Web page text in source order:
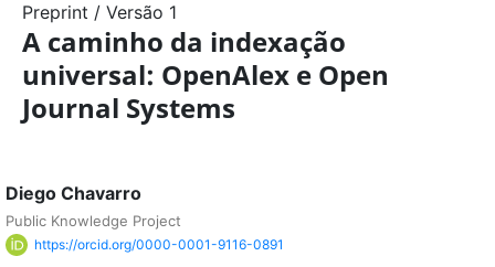
Preprint / Versão 1
A caminho da indexação
universal: OpenAlex e Open
Journal Systems
Diego Chavarro
Public Knowledge Project
https://orcid.org/0000-0001-9116-0891